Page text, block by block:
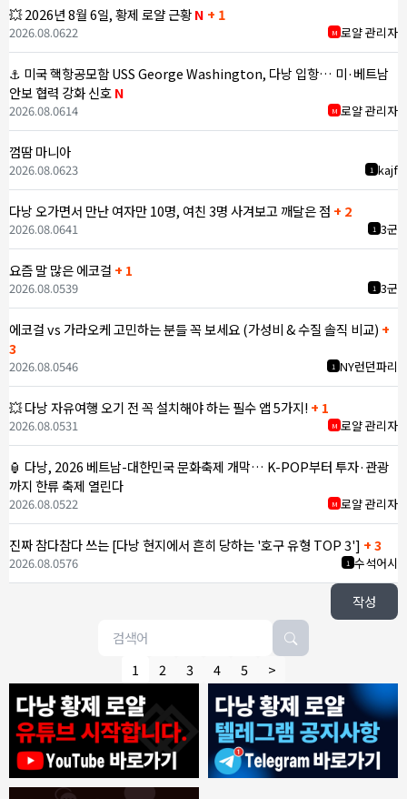
💥 2026년 8월 6일, 황제 로얄 근황N + 1
M 로얄 관리자
2026.08.0622
⚓ 미국 핵항공모함 USS George Washington, 다낭 입항… 미·베트남
안보 협력 강화 신호N
M 로얄 관리자
2026.08.0614
껌땀 마니아
1 kajf
2026.08.0623
다낭 오가면서 만난 여자만 10명, 여친 3명 사겨보고 깨달은 점 + 2
1 3군
2026.08.0641
요즘 말 많은 에코걸 + 1
1 3군
2026.08.0539
에코걸 vs 가라오케 고민하는 분들 꼭 보세요 (가성비 & 수질 솔직 비교) +
3
1 NY런던파리
2026.08.0546
💥 다낭 자유여행 오기 전 꼭 설치해야 하는 필수 앱 5가지! + 1
M 로얄 관리자
2026.08.0531
🏮 다낭, 2026 베트남-대한민국 문화축제 개막… K-POP부터 투자·관광
까지 한류 축제 열린다
M 로얄 관리자
2026.08.0522
진짜 참다참다 쓰는 [다낭 현지에서 흔히 당하는 '호구 유형 TOP 3'] + 3
1 수석어시
2026.08.0576
작성
1 2 3 4 5 >